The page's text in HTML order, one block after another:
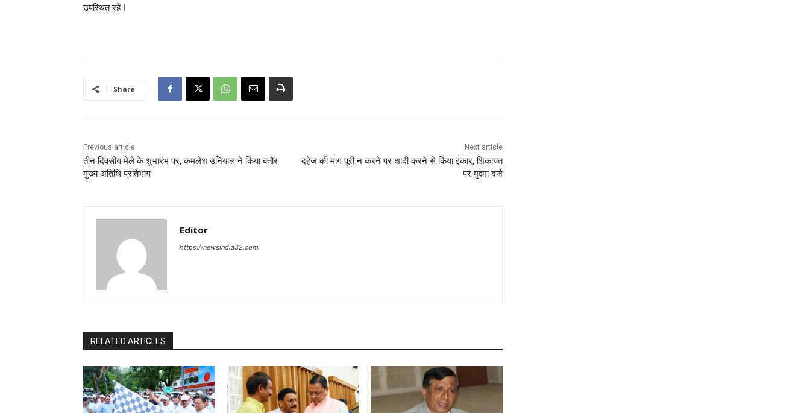
उपस्थित रहें I
Share
Previous article
तीन दिवसीय मेले के शुभारंभ पर, कमलेश उनियाल ने किया बतौर
मुख्य अतिथि प्रतिभाग
Next article
दहेज की मांग पूरी न करने पर शादी करने से किया इंकार, शिकायत
पर मुद्दमा दर्ज
Editor
https://newsindia32.com
RELATED ARTICLES